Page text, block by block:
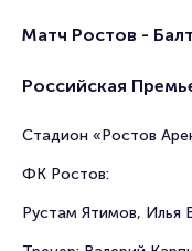
Матч Ростов -
Российская
Стадион «Ростов
ФК Ростов:
Рустам Ятимов, Илья